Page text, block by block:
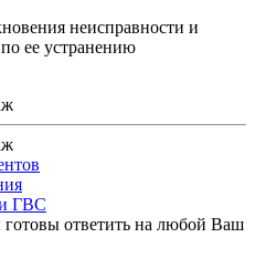
неисправности и
ее устранению
ГВС
ответить на любой Ваш